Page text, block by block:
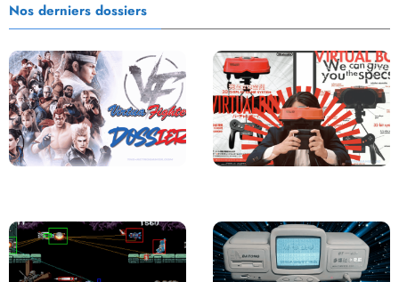
Nos derniers dossiers